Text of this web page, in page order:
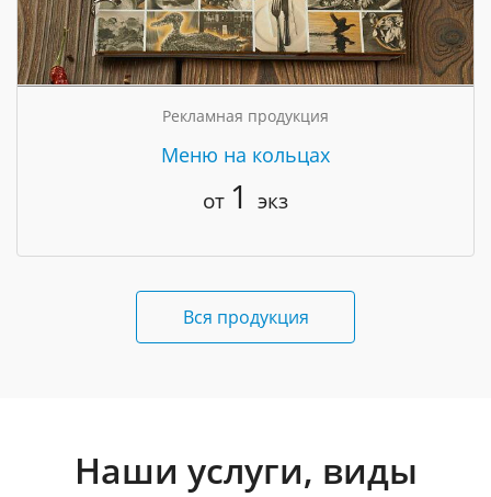
Рекламная продукция
Меню на кольцах
от 1 экз
Вся продукция
Наши услуги, виды